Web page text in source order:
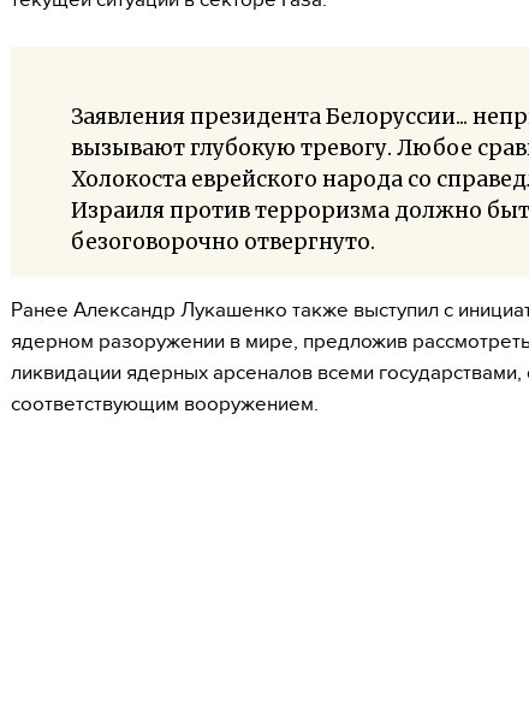
Заявления президента Белоруссии...
вызывают глубокую тревогу. Любое
Холокоста еврейского народа со
Израиля против терроризма должно
безоговорочно отвергнуто.
Ранее Александр Лукашенко также выступил с
ядерном разоружении в мире, предложив
ликвидации ядерных арсеналов всеми
соответствующим вооружением.